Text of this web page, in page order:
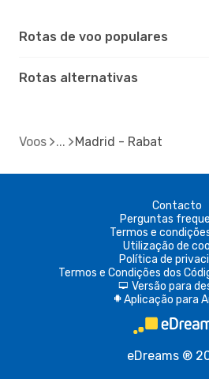
Rotas de voo populares
Rotas alternativas
Voos Madrid - Rabat
Contacto
Perguntas
Termos e
Utilização de
Política de
Termos e Condições dos
d Versão para
A Aplicação para
eDreams ®